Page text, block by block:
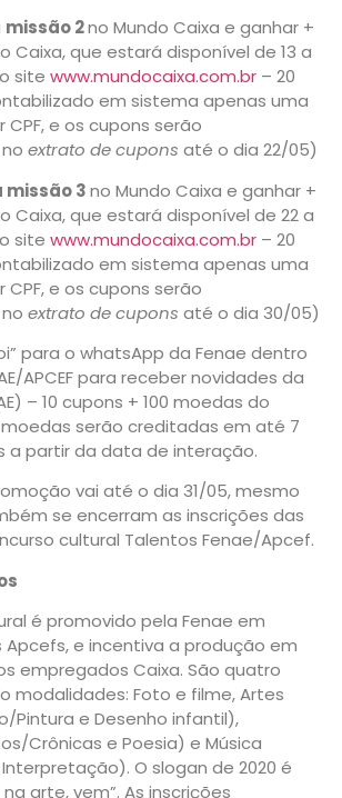
missão 2no Mundo Caixa e ganhar +
Caixa, que estará disponível de 13 a
site www.mundocaixa.com.br – 20
em sistema apenas uma
e os cupons serão
extrato de cupons até o dia 22/05)
missão 3no Mundo Caixa e ganhar +
Caixa, que estará disponível de 22 a
site www.mundocaixa.com.br – 20
em sistema apenas uma
e os cupons serão
extrato de cupons até o dia 30/05)
para o whatsApp da Fenae dentro
APCEF para receber novidades da
– 10 cupons + 100 moedas do
serão creditadas em até 7
a partir da data de interação.
vai até o dia 31/05, mesmo
se encerram as inscrições das
cultural Talentos Fenae/Apcef.
é promovido pela Fenae em
e incentiva a produção em
empregados Caixa. São quatro
modalidades: Foto e filme, Artes
Pintura e Desenho infantil),
Crônicas e Poesia) e Música
O slogan de 2020 é
arte, vem”. As inscrições